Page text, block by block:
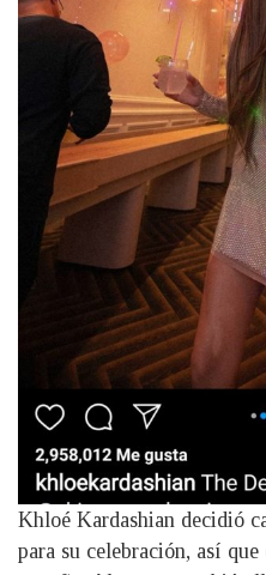
Khloé Kardashian decidió
para su celebración, así